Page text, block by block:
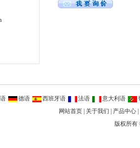
德语 西班牙语 法语 意大利语
网站首页
关于我们 产品中心
版权所有